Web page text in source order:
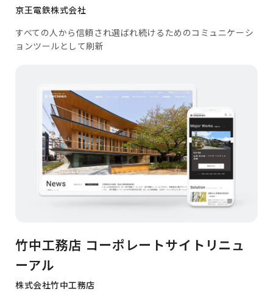
京王電鉄株式会社
すべての人から信頼され選ばれ続けるためのコミュニケーシ
ョンツールとして刷新
竹中工務店 コーポレートサイトリニュ
ーアル
株式会社竹中工務店